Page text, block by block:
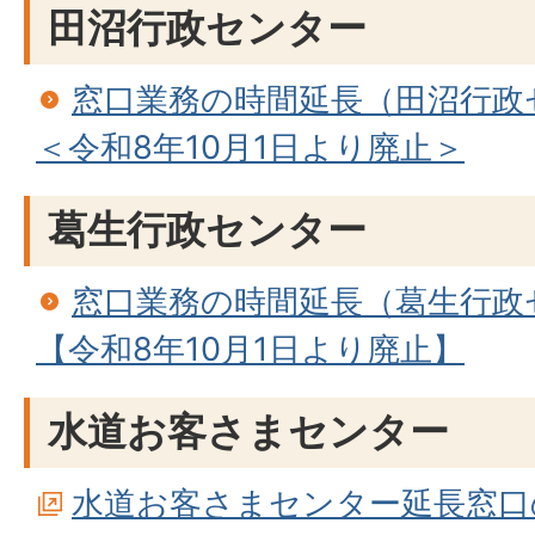
田沼行政センター
窓口業務の時間延長（田沼行
＜令和8年10月1日より廃止＞
葛生行政センター
窓口業務の時間延長（葛生行
【令和8年10月1日より廃止】
水道お客さまセンター
水道お客さまセンター延長窓